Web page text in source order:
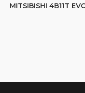
MITSIBISHI 4B11T